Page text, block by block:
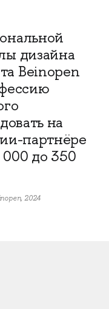
дизайна
Beinopen
на
партнёре
000 до 350
2024